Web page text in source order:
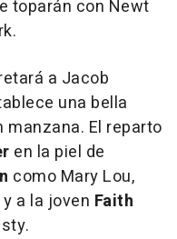
toparán con Newt
a Jacob
una bella
El reparto
en la piel de
como Mary Lou,
a la joven Faith